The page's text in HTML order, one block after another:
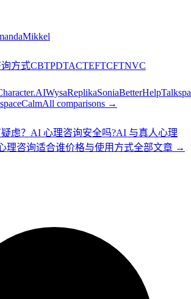
Mikkel
方式CBTPDTACTEFTCFTNVC
WysaReplikaSoniaBetterHelp
CalmAll comparisons →
虑？ AI 心理咨询安全吗?AI 与真人心理
理咨询适合谁价格与使用方式全部文章 →